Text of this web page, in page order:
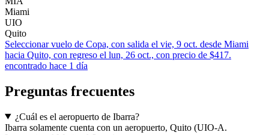
Miami
UIO
Quito
Seleccionar vuelo de Copa, con salida el vie, 9 oct. desde Miami
hacia Quito, con regreso el lun, 26 oct., con precio de $417.
encontrado hace 1 día
Preguntas frecuentes
¿Cuál es el aeropuerto de Ibarra?
Ibarra solamente cuenta con un aeropuerto, Quito (UIO-A.